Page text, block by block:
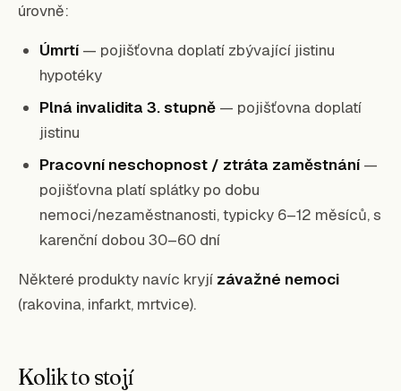
úrovně:
Úmrtí— pojišťovna doplatí zbývající jistinu
hypotéky
Plná invalidita 3. stupně— pojišťovna doplatí
jistinu
Pracovní neschopnost / ztráta zaměstnání—
pojišťovna platí splátky po dobu
nemoci/nezaměstnanosti, typicky 6–12 měsíců, s
karenční dobou 30–60 dní
Některé produkty navíc kryjí závažné nemoci
(rakovina, infarkt, mrtvice).
Kolik to stojí